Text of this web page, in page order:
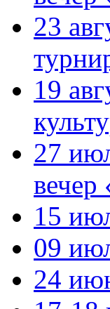
23
19
27
15
09
24